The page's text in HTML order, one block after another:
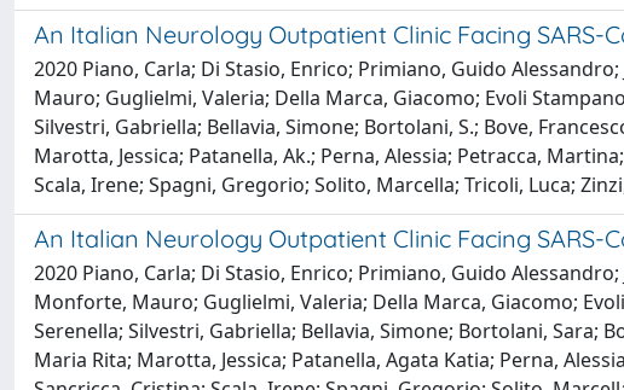
An Italian Neurology Outpatient Clinic Facing SARS-
2020 Piano, Carla; Di Stasio, Enrico; Primiano, Guido
Mauro; Guglielmi, Valeria; Della Marca, Giacomo; Evoli
Silvestri, Gabriella; Bellavia, Simone; Bortolani, S.; Bove,
Marotta, Jessica; Patanella, Ak.; Perna, Alessia; Petracca,
Scala, Irene; Spagni, Gregorio; Solito, Marcella; Tricoli, Luca;
An Italian Neurology Outpatient Clinic Facing SARS-
2020 Piano, Carla; Di Stasio, Enrico; Primiano, Guido
Monforte, Mauro; Guglielmi, Valeria; Della Marca, Giacomo;
Serenella; Silvestri, Gabriella; Bellavia, Simone; Bortolani, Sara;
Maria Rita; Marotta, Jessica; Patanella, Agata Katia; Perna,